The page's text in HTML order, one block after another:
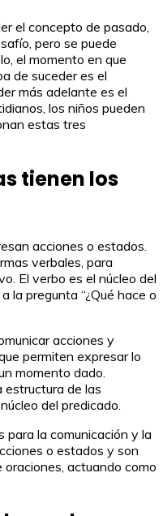
el concepto de pasado,
pero se puede
el momento en que
de suceder es el
más adelante es el
los niños pueden
estas tres
tienen los
acciones o estados.
verbales, para
El verbo es el núcleo del
la pregunta “¿Qué hace o
acciones y
permiten expresar lo
momento dado.
estructura de las
del predicado.
para la comunicación y la
o estados y son
actuando como